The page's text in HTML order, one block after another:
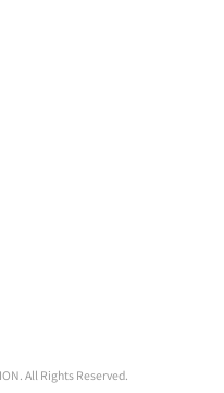
All Rights Reserved.